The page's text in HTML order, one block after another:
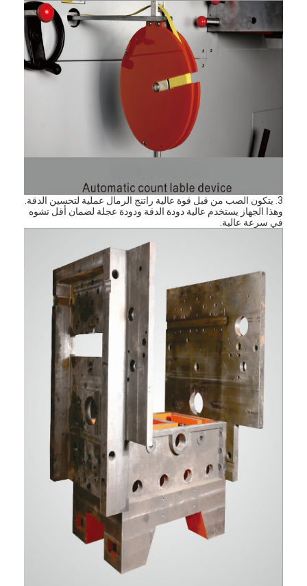
3. يتكون الصب من قبل قوة عالية راتنج الرمال عملية لتحسين الدقة.
وهذا الجهاز يستخدم عالية دودة الدقة ودودة عجلة لضمان أقل تشوه
في سرعة عالية.